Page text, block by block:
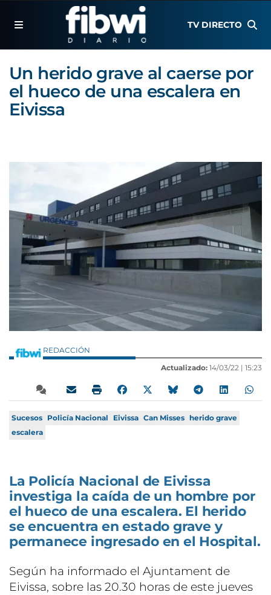
TV DIRECTO
Un herido grave al caerse por
el hueco de una escalera en
Eivissa
REDACCIÓN
Actualizado: 14/03/22 | 15:23
Sucesos Policía Nacional Eivissa Can Misses herido grave
escalera
La Policía Nacional de Eivissa
investiga la caída de un hombre por
el hueco de una escalera. El herido
se encuentra en estado grave y
permanece ingresado en el Hospital.
Según ha informado el Ajuntament de
Eivissa, sobre las 20.30 horas de este jueves